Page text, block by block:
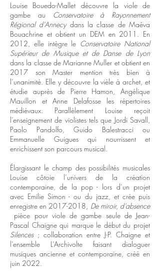
Louise Bouedo-Mallet découvre la viole de
gambe au Conservatoire à Rayonnement
Régional d’Annecy dans la classe de Maéva
Bouachrine et obtient un DEM en 2011. En
2012, elle intègre le Conservatoire National
Supérieur de Musique et de Danse de Lyon
dans la classe de Marianne Muller et obtient en
2017 son Master mention très bien à
l’unanimité. Elle y découvre la vièle à archet, et
étudie auprès de Pierre Hamon, Angélique
Mauillon et Anne Delafosse les répertoires
médiévaux. Parallèlement Louise reçoit
l’enseignement de violistes tels que Jordi Savall,
Paolo Pandolfo, Guido Balestracci ou
Emmanuelle Guigues qui nourrissent et
enrichissent son parcours musical.
Élargissant le champ des possibilités musicales
Louise côtoie l’univers de la création
contemporaine, de la pop - lors d’un projet
avec Emilie Simon - ou du jazz, et crée puis
enregistre en 2017-2018, De miroir, d’absence
pièce pour viole de gambe seule de Jean-
Pascal Chaigne qui marque le début du projet
Silences; collaboration entre J-P. Chaigne et
l’ensemble L’Archivolte faisant dialoguer
musiques ancienne et contemporaine, créé en
juin 2022.